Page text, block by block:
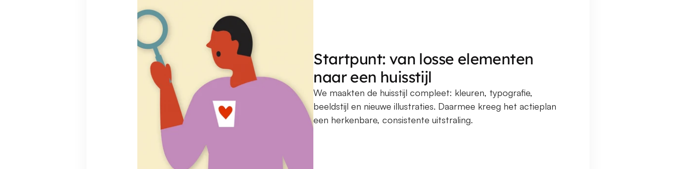
Startpunt: van losse elementen
naar een huisstijl
We maakten de huisstijl compleet: kleuren, typografie,
beeldstijl en nieuwe illustraties. Daarmee kreeg het actieplan
een herkenbare, consistente uitstraling.